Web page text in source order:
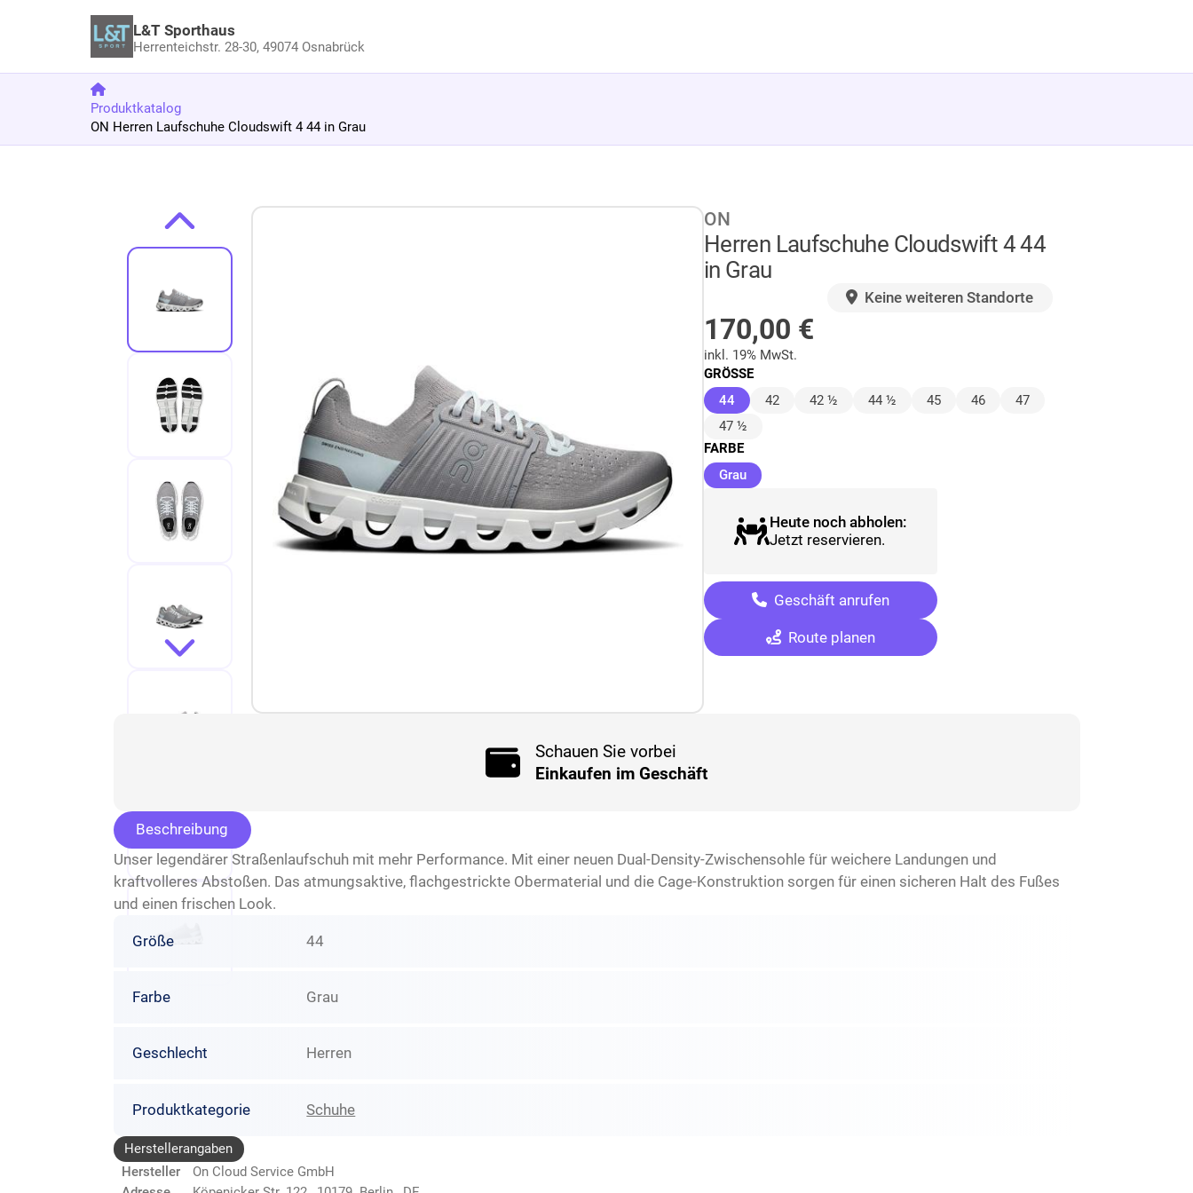
L&T Sporthaus
Herrenteichstr. 28-30,49074 Osnabrück
Produktkatalog
ON Herren Laufschuhe Cloudswift 4 44 in Grau
Zur Produktbeschreibung springen ON
Herren Laufschuhe Cloudswift 4 44
in Grau
Keine weiteren Standorte
170,00 €
inkl. 19% MwSt.
GRÖSSE
44 (ausgewählt)
42 42 ½ 44 ½ 45 46
47
47 ½
FARBE
Grau(ausgewählt)
Heute noch abholen:
Jetzt reservieren.
Geschäft anrufen
Route planen
Schauen Sie vorbei
Einkaufen im Geschäft
Beschreibung
Unser legendärer Straßenlaufschuh mit mehr Performance. Mit einer neuen Dual-Density-Zwischensohle für weichere Landungen und
kraftvolleres Abstoßen. Das atmungsaktive, flachgestrickte Obermaterial und die Cage-Konstruktion sorgen für einen sicheren Halt des Fußes
und einen frischen Look.
Größe 44
Farbe Grau
Geschlecht Herren
Produktkategorie Schuhe
Herstellerangaben
Hersteller
On Cloud Service GmbH